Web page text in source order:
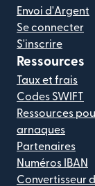
Envoi d'Argent
Se connecter
S'inscrire
Ressources
Taux et frais
Codes SWIFT
Ressources
arnaques
Partenaires
Numéros IBAN
Convertisseur